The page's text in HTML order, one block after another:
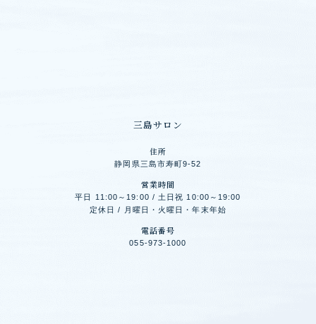
三島サロン
住所
静岡県三島市寿町9-52
営業時間
平日 11:00～19:00 / 土日祝 10:00～19:00
定休日 / 月曜日・火曜日・年末年始
電話番号
055-973-1000